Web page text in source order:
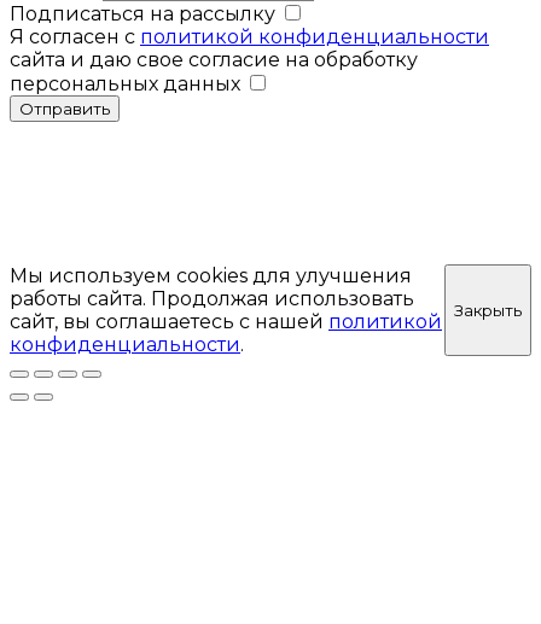
Подписаться на рассылку
Я согласен с политикой конфиденциальности
сайта и даю свое согласие на обработку
персональных данных
Отправить
Мы используем cookies для улучшения
работы сайта. Продолжая использовать
сайт, вы соглашаетесь с нашей политикой
конфиденциальности.
Закрыть